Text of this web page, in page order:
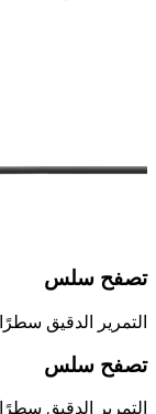
تصفح سلس
التمرير الدقيق
تصفح سلس
التمرير الدقيق